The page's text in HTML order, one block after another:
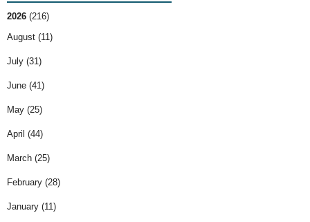
2026 (216)
August (11)
July (31)
June (41)
May (25)
April (44)
March (25)
February (28)
January (11)